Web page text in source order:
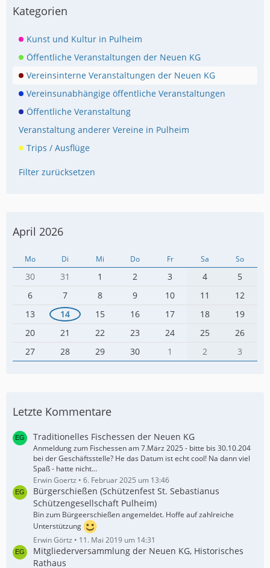
Kategorien
Kunst und Kultur in Pulheim
Öffentliche Veranstaltungen der Neuen KG
Vereinsinterne Veranstaltungen der Neuen KG
Vereinsunabhängige öffentliche Veranstaltungen
Öffentliche Veranstaltung
Veranstaltung anderer Vereine in Pulheim
Trips / Ausflüge
Filter zurücksetzen
April 2026
Mo Di Mi Do Fr Sa So
30 31 1 2 3 4
5
6
7 8 9 10 11
12
13
14 15 16 17 18
19
20
21 22 23 24 25
26
27
28 29 30 1 2 3
Letzte Kommentare
Traditionelles Fischessen der Neuen KG
Anmeldung zum Fischessen am 7.März 2025 - bitte bis 30.10.204
bei der Geschäftsstelle? He das Datum ist echt cool! Na dann viel
Spaß - hatte nicht…
Erwin Goertz
6. Februar 2025 um 13:46
Bürgerschießen (Schützenfest St. Sebastianus
Schützengesellschaft Pulheim)
Bin zum Bürgeerschießen angemeldet. Hoffe auf zahlreiche
Unterstützung
Erwin Görtz
11. Mai 2019 um 14:31
Mitgliederversammlung der Neuen KG, Historisches
Rathaus